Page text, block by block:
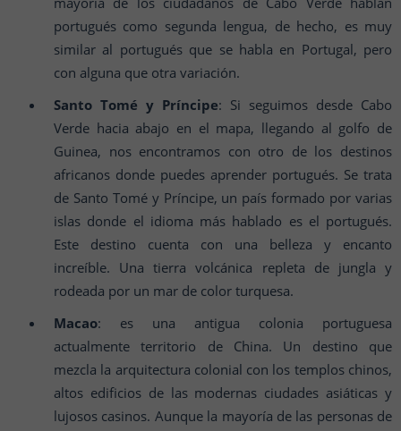
portugués como segunda lengua, de hecho, es muy
similar al portugués que se habla en Portugal, pero
con alguna que otra variación.
Santo Tomé y Príncipe: Si seguimos desde Cabo
Verde hacia abajo en el mapa, llegando al golfo de
Guinea, nos encontramos con otro de los destinos
africanos donde puedes aprender portugués. Se trata
de Santo Tomé y Príncipe, un país formado por varias
islas donde el idioma más hablado es el portugués.
Este destino cuenta con una belleza y encanto
increíble. Una tierra volcánica repleta de jungla y
rodeada por un mar de color turquesa.
Macao: es una antigua colonia portuguesa
actualmente territorio de China. Un destino que
mezcla la arquitectura colonial con los templos chinos,
altos edificios de las modernas ciudades asiáticas y
lujosos casinos. Aunque la mayoría de las personas de